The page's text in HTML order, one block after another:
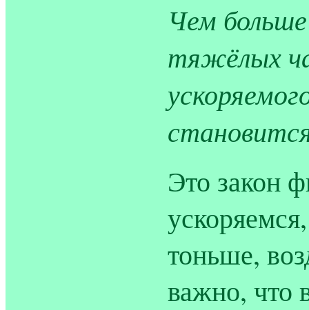
Чем
тяжёлых
Это закон
тоньше,
важно, что